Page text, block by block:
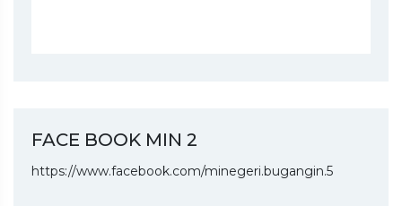
FACE BOOK MIN 2
https://www.facebook.com/minegeri.bugangin.5